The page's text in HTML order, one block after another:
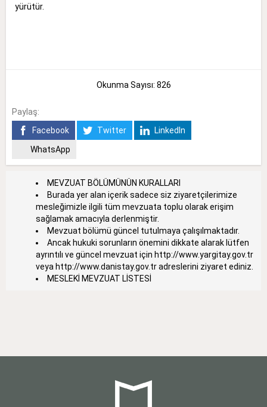
yürütür.
Okunma Sayısı: 826
Paylaş:
Facebook
Twitter
LinkedIn
WhatsApp
MEVZUAT BÖLÜMÜNÜN KURALLARI
Burada yer alan içerik sadece siz ziyaretçilerimize
mesleğimizle ilgili tüm mevzuata toplu olarak erişim
sağlamak amacıyla derlenmiştir.
Mevzuat bölümü güncel tutulmaya çalışılmaktadır.
Ancak hukuki sorunların önemini dikkate alarak lütfen
ayrıntılı ve güncel mevzuat için http://www.yargitay.gov.tr
veya http://www.danistay.gov.tradreslerini ziyaret ediniz.
MESLEKİ MEVZUAT LİSTESİ